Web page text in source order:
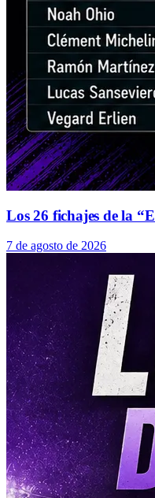
Los 26 fichajes de la
7 de agosto de 2026